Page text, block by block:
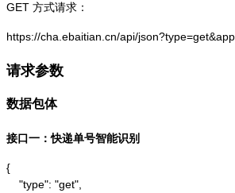
GET 方式请求：
https://cha.ebaitian.cn/api/
请求参数
数据包体
接口一：快递单号智能识别
{
    "type": "get",